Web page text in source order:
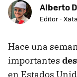
Alberto
Editor -
Hace una
importantes
en Estados